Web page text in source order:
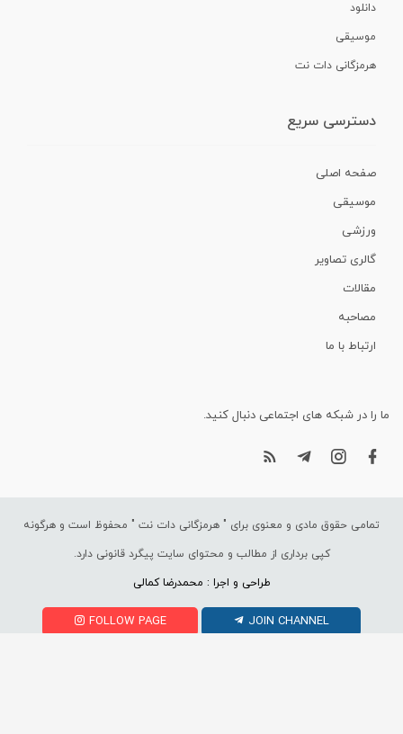
دانلود
موسیقی
هرمزگانی دات نت
دسترسی سریع
صفحه اصلی
موسیقی
ورزشی
گالری تصاویر
مقالات
مصاحبه
ارتباط با ما
ما را در شبکه های اجتماعی دنبال کنید.
تمامی حقوق مادی و معنوی برای " هرمزگانی دات نت " محفوظ است و هرگونه
کپی برداری از مطالب و محتوای سایت پیگرد قانونی دارد.
طراحی و اجرا : محمدرضا کمالی
FOLLOW PAGE JOIN CHANNEL